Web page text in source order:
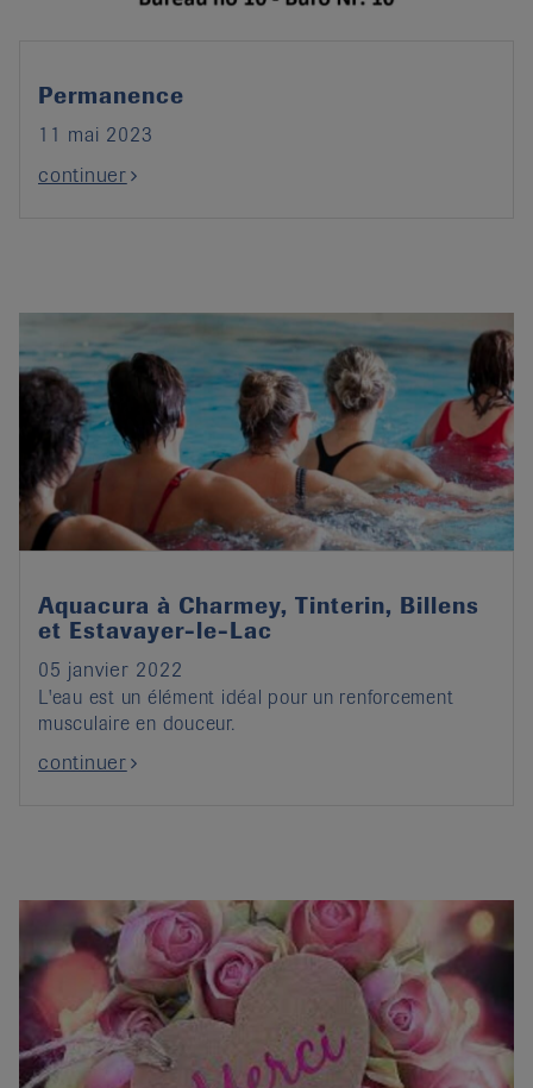
Permanence
11 mai 2023
continuer
Aquacura à Charmey, Tinterin, Billens
et Estavayer-le-Lac
05 janvier 2022
L'eau est un élément idéal pour un renforcement
musculaire en douceur.
continuer